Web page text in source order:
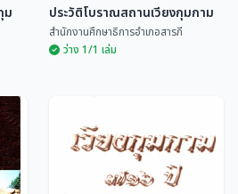
ง
ม
ประวัติโบราณสถานเวียงกุม
ประวัติโบราณสถานเวียงกุมกาม
สำนักงานศึกษาธิการอำเภอสารภี
ว่าง 1/1 เล่ม